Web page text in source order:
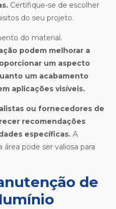
Certifique-se de escolher
do seu projeto.
do material.
podem melhorar a
um aspecto
um acabamento
aplicações visíveis.
ou fornecedores de
recomendações
específicas. A
pode ser valiosa para
de